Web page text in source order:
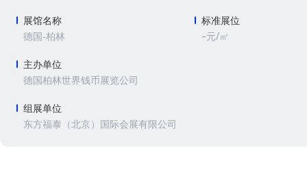
展馆名称
德国-柏林
标准展位
-元/㎡
主办单位
德国柏林世界钱币展览公司
组展单位
东方福泰（北京）国际会展有限公司